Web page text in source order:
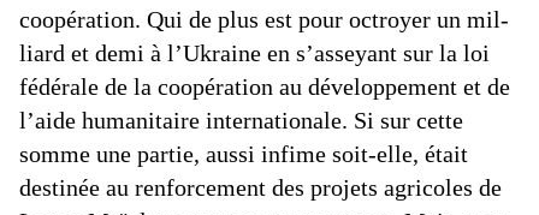
coopération. Qui de plus est pour octroyer un mil-
liard et demi à l’Ukraine en s’asseyant sur la loi
fédérale de la coopération au développement et de
l’aide humanitaire internationale. Si sur cette
somme une partie, aussi infime soit-elle, était
destinée au renforcement des projets agricoles de